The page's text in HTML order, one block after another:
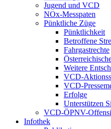
Jugend und VCD
NOx-Messpaten
Pünktliche Züge
Pünktlichkeit
Betroffene
Fahrgastrechte
Weitere
VCD-
VCD-
Erfolge
Unterstützen
VCD-ÖPNV-
Infothek